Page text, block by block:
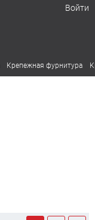
Войти
Крепежная фурнитура